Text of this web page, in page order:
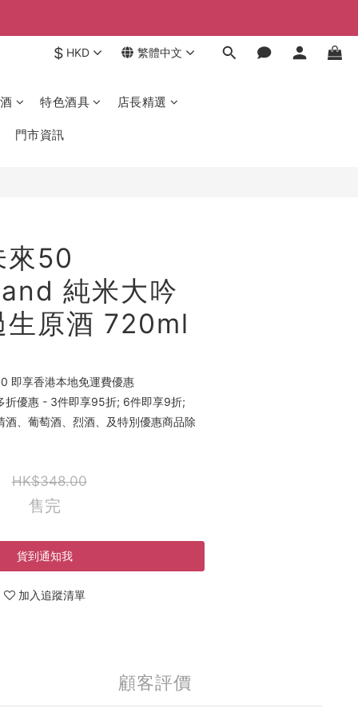
$ HKD 繁體中文
特色酒具 店長精選
門市資訊
來50
純米大吟
生原酒 720ml
即享香港本地免運費優惠
折優惠 - 3件即享95折; 6件即享9折;
、葡萄酒、烈酒、及特別優惠商品除
HK$348.00
售完
貨到通知我
加入追蹤清單
顧客評價